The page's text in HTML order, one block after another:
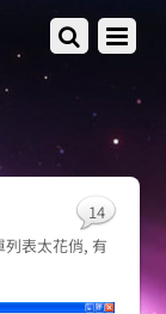
列表太花俏, 有
14